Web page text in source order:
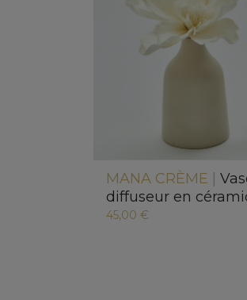
MANA CRÈME |
diffuseur en
45,00 €